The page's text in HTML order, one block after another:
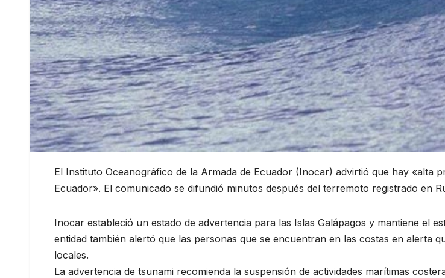
El Instituto Oceanográfico de la Armada de Ecuador (Inocar) advirtió que hay «alta
Ecuador». El comunicado se difundió minutos después del terremoto registrado en
Inocar estableció un estado de advertencia para las Islas Galápagos y mantiene el
entidad también alertó que las personas que se encuentran en las costas en alerta
locales.
La advertencia de tsunami recomienda la suspensión de actividades marítimas